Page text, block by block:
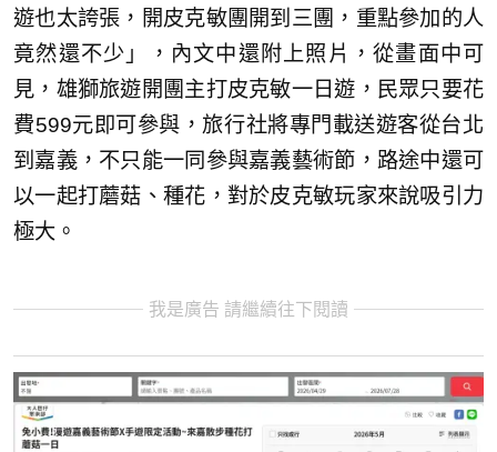
遊也太誇張，開皮克敏團開到三團，重點參加的人
竟然還不少」，內文中還附上照片，從畫面中可
見，雄獅旅遊開團主打皮克敏一日遊，民眾只要花
費599元即可參與，旅行社將專門載送遊客從台北
到嘉義，不只能一同參與嘉義藝術節，路途中還可
以一起打蘑菇、種花，對於皮克敏玩家來說吸引力
極大。
我是廣告 請繼續往下閱讀